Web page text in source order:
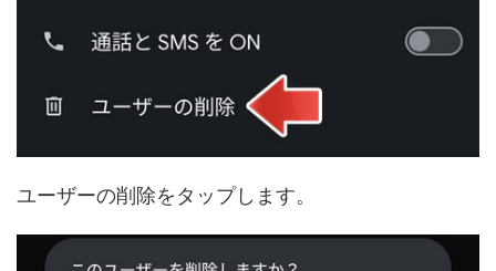
ユーザーの削除をタップします。